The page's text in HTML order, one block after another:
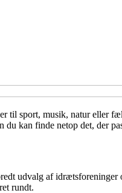
til sport, musik, natur eller
kan finde netop det, der
udvalg af
rundt.